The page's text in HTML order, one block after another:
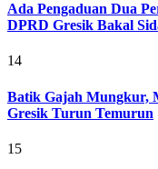
Ada Pengaduan Dua
DPRD Gresik Bakal
14
Batik Gajah Mungkur,
Gresik Turun Temurun
15